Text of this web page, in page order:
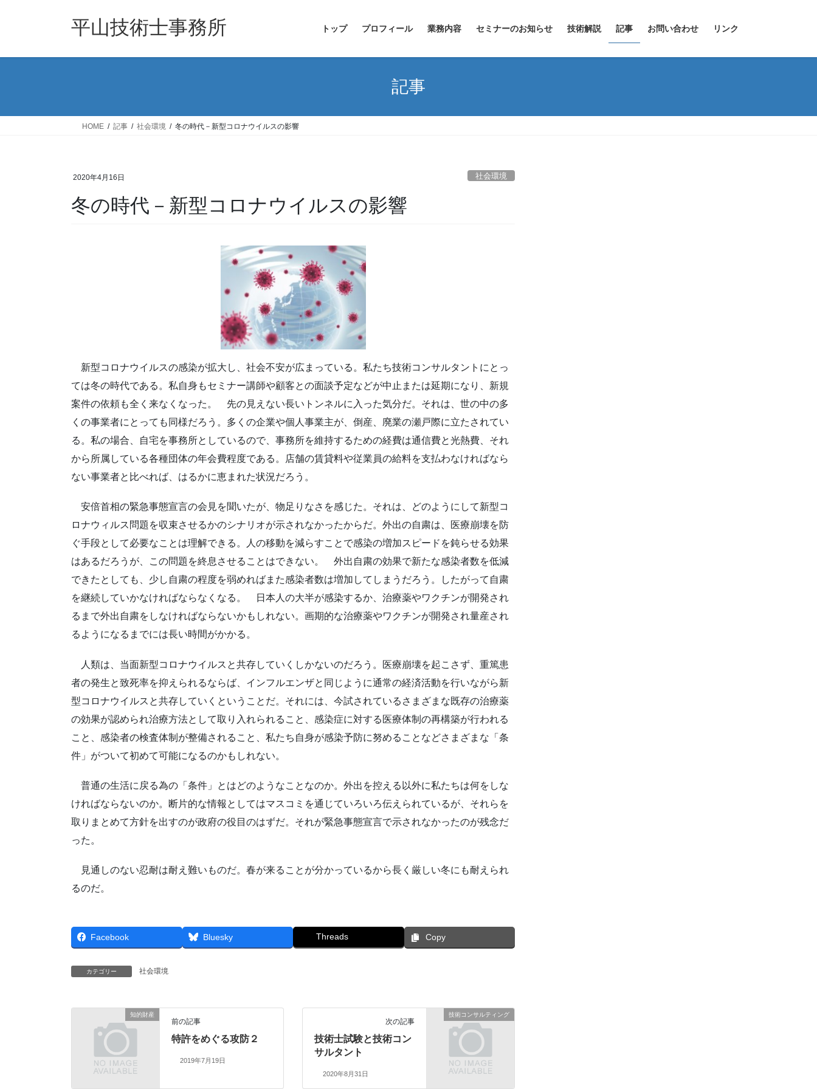
平山技術士事務所 トップ プロフィール 業務内容 セミナーのお知らせ 技術解説 記事 お問い合わせ リンク
記事
HOME 記事 社会環境 冬の時代－新型コロナウイルスの影響
2020年4月16日 社会環境
冬の時代－新型コロナウイルスの影響
新型コロナウイルスの感染が拡大し、社会不安が広まっている。私たち技術コンサルタントにとっ
ては冬の時代である。私自身もセミナー講師や顧客との面談予定などが中止または延期になり、新規
案件の依頼も全く来なくなった。 先の見えない長いトンネルに入った気分だ。それは、世の中の多
くの事業者にとっても同様だろう。多くの企業や個人事業主が、倒産、廃業の瀬戸際に立たされてい
る。私の場合、自宅を事務所としているので、事務所を維持するための経費は通信費と光熱費、それ
から所属している各種団体の年会費程度である。店舗の賃貸料や従業員の給料を支払わなければなら
ない事業者と比べれば、はるかに恵まれた状況だろう。
安倍首相の緊急事態宣言の会見を聞いたが、物足りなさを感じた。それは、どのようにして新型コ
ロナウィルス問題を収束させるかのシナリオが示されなかったからだ。外出の自粛は、医療崩壊を防
ぐ手段として必要なことは理解できる。人の移動を減らすことで感染の増加スピードを鈍らせる効果
はあるだろうが、この問題を終息させることはできない。 外出自粛の効果で新たな感染者数を低減
できたとしても、少し自粛の程度を弱めればまた感染者数は増加してしまうだろう。したがって自粛
を継続していかなければならなくなる。 日本人の大半が感染するか、治療薬やワクチンが開発され
るまで外出自粛をしなければならないかもしれない。画期的な治療薬やワクチンが開発され量産され
るようになるまでには長い時間がかかる。
人類は、当面新型コロナウイルスと共存していくしかないのだろう。医療崩壊を起こさず、重篤患
者の発生と致死率を抑えられるならば、インフルエンザと同じように通常の経済活動を行いながら新
型コロナウイルスと共存していくということだ。それには、今試されているさまざまな既存の治療薬
の効果が認められ治療方法として取り入れられること、感染症に対する医療体制の再構築が行われる
こと、感染者の検査体制が整備されること、私たち自身が感染予防に努めることなどさまざまな「条
件」がついて初めて可能になるのかもしれない。
普通の生活に戻る為の「条件」とはどのようなことなのか。外出を控える以外に私たちは何をしな
ければならないのか。断片的な情報としてはマスコミを通じていろいろ伝えられているが、それらを
取りまとめて方針を出すのが政府の役目のはずだ。それが緊急事態宣言で示されなかったのが残念だ
った。
見通しのない忍耐は耐え難いものだ。春が来ることが分かっているから長く厳しい冬にも耐えられ
るのだ。
Facebook Bluesky Threads Copy
カテゴリー 社会環境
知的財産
前の記事
特許をめぐる攻防２
2019年7月19日
技術コンサルティング
次の記事
技術士試験と技術コン
サルタント
2020年8月31日